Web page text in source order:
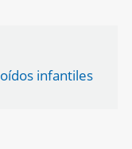
infantiles